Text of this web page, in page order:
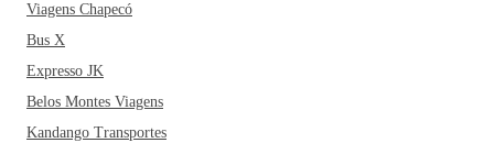
Viagens Chapecó
Bus X
Expresso JK
Belos Montes Viagens
Kandango Transportes